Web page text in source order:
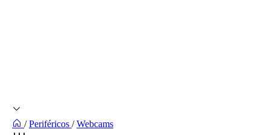
/ Periféricos / Webcams